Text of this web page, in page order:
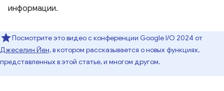
информации.
Посмотрите это видео с конференции Google I/O 2024 от
Джеселин Йен,в котором рассказывается о новых функциях,
представленных в этой статье, и многом другом.